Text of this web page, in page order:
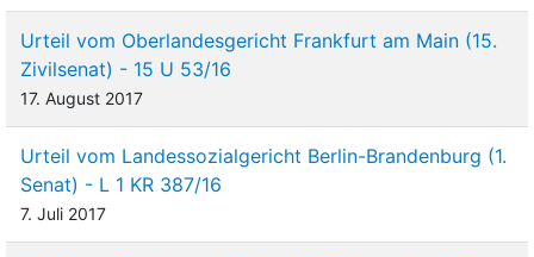
Urteil vom Oberlandesgericht Frankfurt am Main (15.
Zivilsenat) - 15 U 53/16
17. August 2017
Urteil vom Landessozialgericht Berlin-Brandenburg (1.
Senat) - L 1 KR 387/16
7. Juli 2017